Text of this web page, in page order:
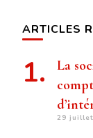
ARTICLES
La
29